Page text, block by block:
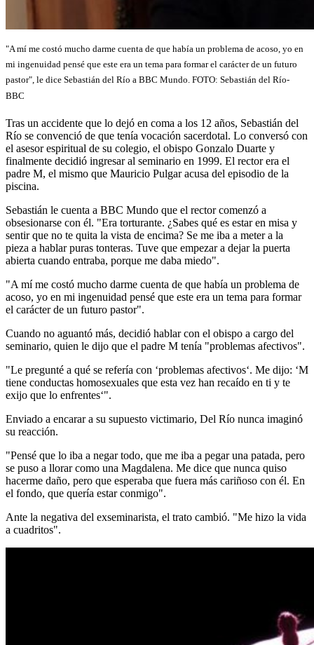
"A mí me costó mucho darme cuenta de que había un problema de acoso, yo en
mi ingenuidad pensé que este era un tema para formar el carácter de un futuro
pastor", le dice Sebastián del Río a BBC Mundo. FOTO: Sebastián del Río-
BBC
Tras un accidente que lo dejó en coma a los 12 años, Sebastián del
Río se convenció de que tenía vocación sacerdotal. Lo conversó con
el asesor espiritual de su colegio, el obispo Gonzalo Duarte y
finalmente decidió ingresar al seminario en 1999. El rector era el
padre M, el mismo que Mauricio Pulgar acusa del episodio de la
piscina.
Sebastián le cuenta a BBC Mundo que el rector comenzó a
obsesionarse con él. "Era torturante. ¿Sabes qué es estar en misa y
sentir que no te quita la vista de encima? Se me iba a meter a la
pieza a hablar puras tonteras. Tuve que empezar a dejar la puerta
abierta cuando entraba, porque me daba miedo".
"A mí me costó mucho darme cuenta de que había un problema de
acoso, yo en mi ingenuidad pensé que este era un tema para formar
el carácter de un futuro pastor".
Cuando no aguantó más, decidió hablar con el obispo a cargo del
seminario, quien le dijo que el padre M tenía "problemas afectivos".
"Le pregunté a qué se refería con ‘problemas afectivos‘. Me dijo: ‘M
tiene conductas homosexuales que esta vez han recaído en ti y te
exijo que lo enfrentes‘".
Enviado a encarar a su supuesto victimario, Del Río nunca imaginó
su reacción.
"Pensé que lo iba a negar todo, que me iba a pegar una patada, pero
se puso a llorar como una Magdalena. Me dice que nunca quiso
hacerme daño, pero que esperaba que fuera más cariñoso con él. En
el fondo, que quería estar conmigo".
Ante la negativa del exseminarista, el trato cambió. "Me hizo la vida
a cuadritos".